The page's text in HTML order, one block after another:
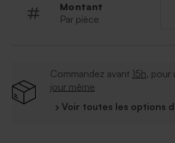
Montant
Par pièce
Commandez avant 15h, pour
jour même
› Voir toutes les options